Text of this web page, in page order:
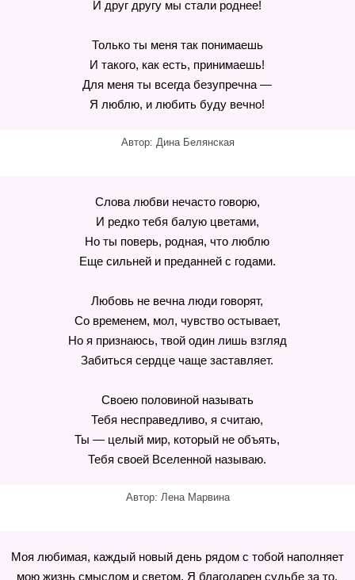
И друг другу мы стали роднее!
Только ты меня так понимаешь
И такого, как есть, принимаешь!
Для меня ты всегда безупречна —
Я люблю, и любить буду вечно!
Автор: Дина Белянская
Слова любви нечасто говорю,
И редко тебя балую цветами,
Но ты поверь, родная, что люблю
Еще сильней и преданней с годами.
Любовь не вечна люди говорят,
Со временем, мол, чувство остывает,
Но я признаюсь, твой один лишь взгляд
Забиться сердце чаще заставляет.
Своею половиной называть
Тебя несправедливо, я считаю,
Ты — целый мир, который не объять,
Тебя своей Вселенной называю.
Автор: Лена Марвина
Моя любимая, каждый новый день рядом с тобой наполняет
мою жизнь смыслом и светом. Я благодарен судьбе за то,